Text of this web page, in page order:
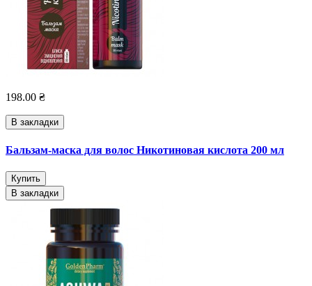
198.00 ₴
В закладки
Бальзам-маска для волос Никотиновая кислота 200 мл
Купить
В закладки